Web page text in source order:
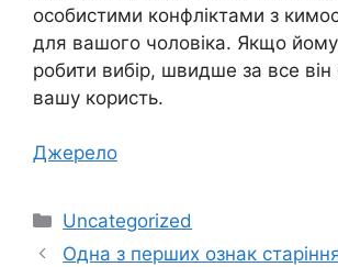
особистими конфліктами з
для вашого чоловіка. Якщо
робити вибір, швидше за все
вашу користь.
Джерело
Категорії
Uncategorized
Одна з перших ознак